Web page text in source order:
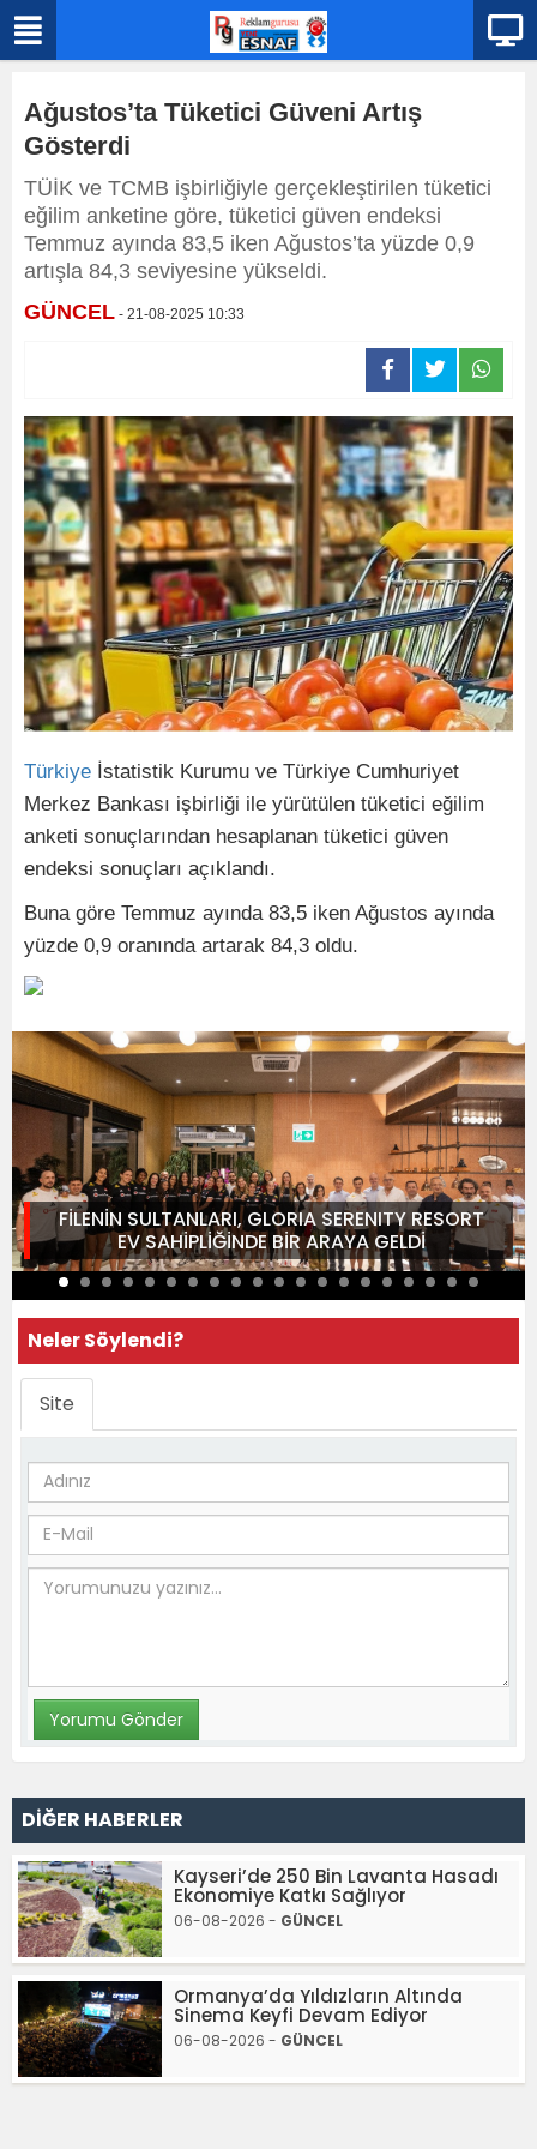
Ağustos’ta Tüketici Güveni Artış
Gösterdi
TÜİK ve TCMB işbirliğiyle gerçekleştirilen tüketici
eğilim anketine göre, tüketici güven endeksi
Temmuz ayında 83,5 iken Ağustos’ta yüzde 0,9
artışla 84,3 seviyesine yükseldi.
GÜNCEL - 21-08-2025 10:33
Türkiye İstatistik Kurumu ve Türkiye Cumhuriyet
Merkez Bankası işbirliği ile yürütülen tüketici eğilim
anketi sonuçlarından hesaplanan tüketici güven
endeksi sonuçları açıklandı.
Buna göre Temmuz ayında 83,5 iken Ağustos ayında
yüzde 0,9 oranında artarak 84,3 oldu.
FİLENİN SULTANLARI, GLORIA SERENITY RESORT
EV SAHİPLİĞİNDE BİR ARAYA GELDİ
Neler Söylendi?
Site
DİĞER HABERLER
Kayseri’de 250 Bin Lavanta Hasadı
Ekonomiye Katkı Sağlıyor
06-08-2026 - GÜNCEL
Ormanya’da Yıldızların Altında
Sinema Keyfi Devam Ediyor
06-08-2026 - GÜNCEL